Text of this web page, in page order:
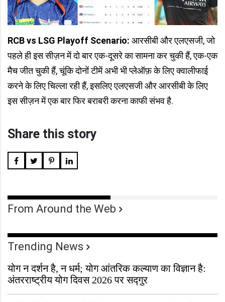
RCB vs LSG Playoff Scenario: आरसीबी और एलएसजी, जो
पहले ही इस सीज़न में दो बार एक-दूसरे का सामना कर चुकी हैं, एक-एक
मैच जीत चुकी हैं, चूंकि दोनों टीमें अभी भी प्लेऑफ़ के लिए क्वालीफाई
करने के लिए चिल्ला रही हैं, इसलिए एलएसजी और आरसीबी के लिए
इस सीज़न में एक बार फिर बराबरी करना काफी संभव है.
Share this story
From Around the Web
Trending News
योग न दर्शन है, न धर्म; योग आंतरिक कल्याण का विज्ञान है:
अंतरराष्ट्रीय योग दिवस 2026 पर सद्गुर